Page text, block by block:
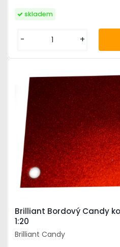
skladem
- +
Brilliant Bordový Candy
1:20
Brilliant Candy